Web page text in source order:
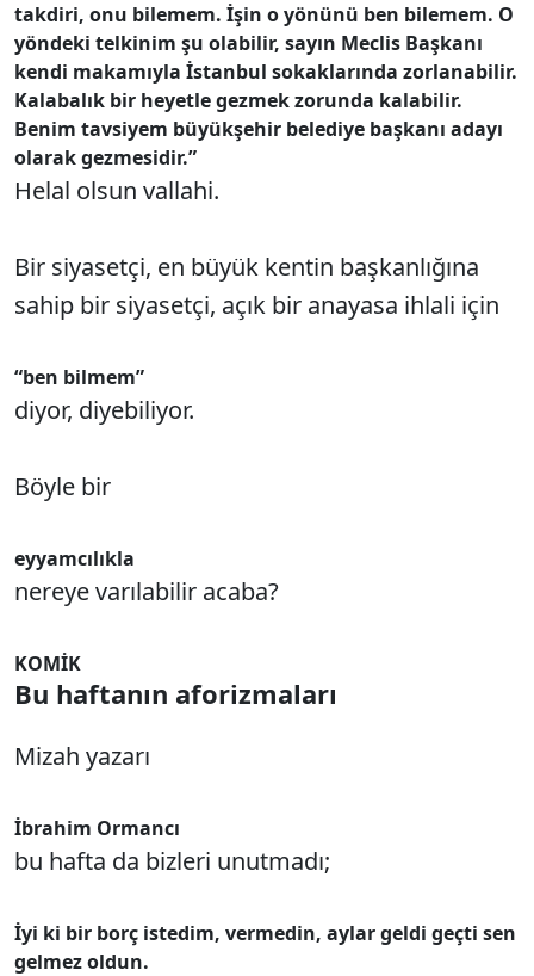
takdiri, onu bilemem. İşin o yönünü ben bilemem. O
yöndeki telkinim şu olabilir, sayın Meclis Başkanı
kendi makamıyla İstanbul sokaklarında zorlanabilir.
Kalabalık bir heyetle gezmek zorunda kalabilir.
Benim tavsiyem büyükşehir belediye başkanı adayı
olarak gezmesidir.”
Helal olsun vallahi.
Bir siyasetçi, en büyük kentin başkanlığına
sahip bir siyasetçi, açık bir anayasa ihlali için
“ben bilmem”
diyor, diyebiliyor.
Böyle bir
eyyamcılıkla
nereye varılabilir acaba?
KOMİK
Bu haftanın aforizmaları
Mizah yazarı
İbrahim Ormancı
bu hafta da bizleri unutmadı;
İyi ki bir borç istedim, vermedin, aylar geldi geçti sen
gelmez oldun.